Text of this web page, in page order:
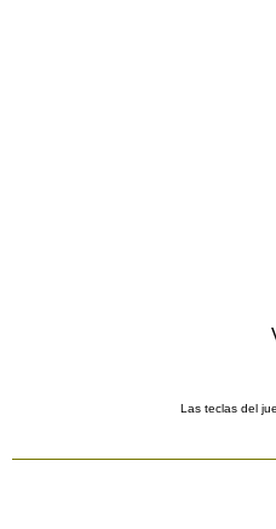
Las teclas del